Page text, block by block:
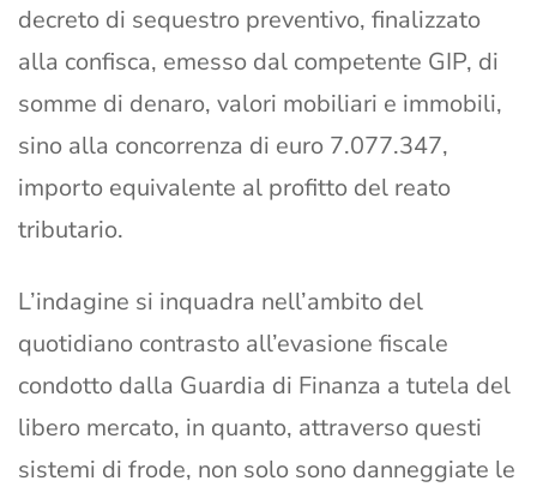
decreto di sequestro preventivo, finalizzato
alla confisca, emesso dal competente GIP, di
somme di denaro, valori mobiliari e immobili,
sino alla concorrenza di euro 7.077.347,
importo equivalente al profitto del reato
tributario.
L’indagine si inquadra nell’ambito del
quotidiano contrasto all’evasione fiscale
condotto dalla Guardia di Finanza a tutela del
libero mercato, in quanto, attraverso questi
sistemi di frode, non solo sono danneggiate le